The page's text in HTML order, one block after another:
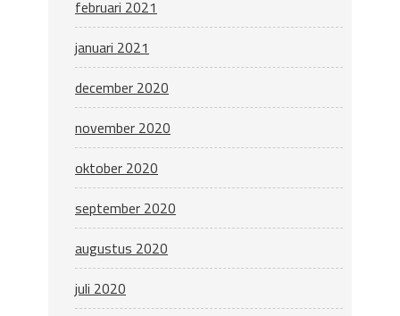
februari 2021
januari 2021
december 2020
november 2020
oktober 2020
september 2020
augustus 2020
juli 2020